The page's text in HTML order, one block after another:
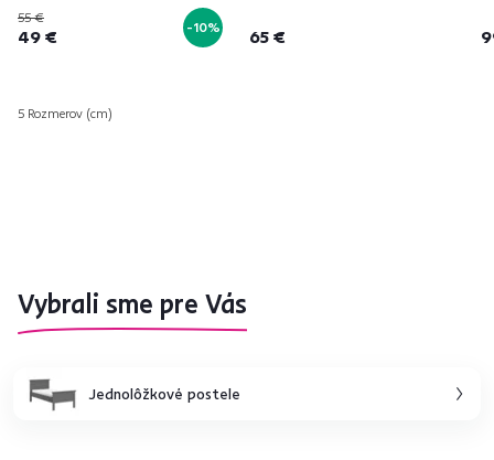
55 €
49 € -10%
5 Rozmerov (cm)
65 €
Vybrali sme pre Vás
Jednolôžkové postele